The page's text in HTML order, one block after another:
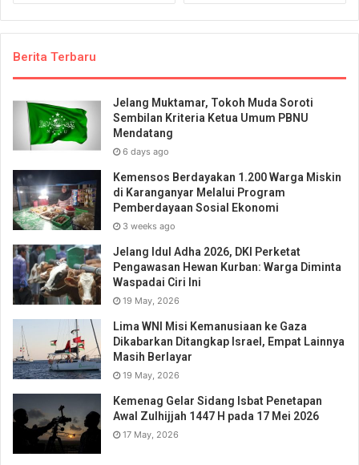
Berita Terbaru
Jelang Muktamar, Tokoh Muda Soroti
Sembilan Kriteria Ketua Umum PBNU
Mendatang
6 days ago
Kemensos Berdayakan 1.200 Warga Miskin
di Karanganyar Melalui Program
Pemberdayaan Sosial Ekonomi
3 weeks ago
Jelang Idul Adha 2026, DKI Perketat
Pengawasan Hewan Kurban: Warga Diminta
Waspadai Ciri Ini
19 May, 2026
Lima WNI Misi Kemanusiaan ke Gaza
Dikabarkan Ditangkap Israel, Empat Lainnya
Masih Berlayar
19 May, 2026
Kemenag Gelar Sidang Isbat Penetapan
Awal Zulhijjah 1447 H pada 17 Mei 2026
17 May, 2026